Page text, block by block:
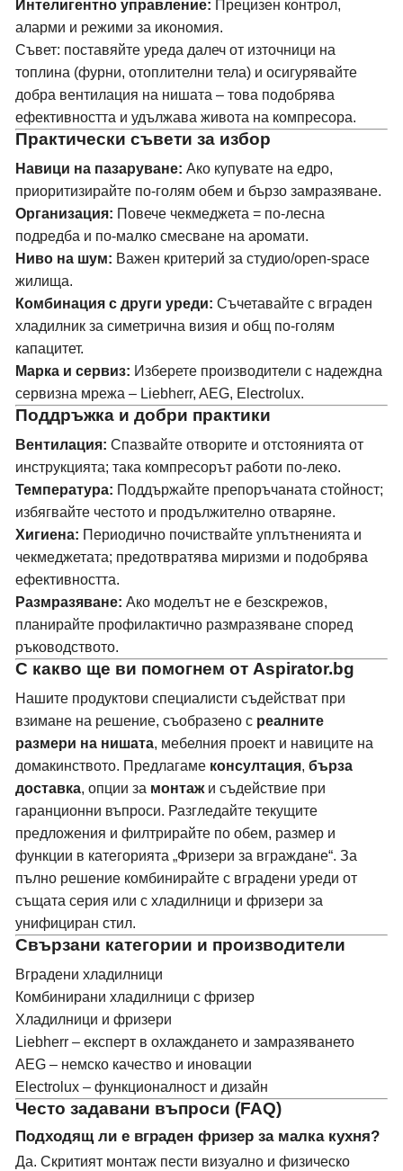
Интелигентно управление: Прецизен контрол,
аларми и режими за икономия.
Съвет: поставяйте уреда далеч от източници на
топлина (фурни, отоплителни тела) и осигурявайте
добра вентилация на нишата – това подобрява
ефективността и удължава живота на компресора.
Практически съвети за избор
Навици на пазаруване: Ако купувате на едро,
приоритизирайте по-голям обем и бързо замразяване.
Организация: Повече чекмеджета = по-лесна
подредба и по-малко смесване на аромати.
Ниво на шум: Важен критерий за студио/open-space
жилища.
Комбинация с други уреди: Съчетавайте с вграден
хладилник за симетрична визия и общ по-голям
капацитет.
Марка и сервиз: Изберете производители с надеждна
сервизна мрежа – Liebherr, AEG, Electrolux.
Поддръжка и добри практики
Вентилация: Спазвайте отворите и отстоянията от
инструкцията; така компресорът работи по-леко.
Температура: Поддържайте препоръчаната стойност;
избягвайте честото и продължително отваряне.
Хигиена: Периодично почиствайте уплътненията и
чекмеджетата; предотвратява миризми и подобрява
ефективността.
Размразяване: Ако моделът не е безскрежов,
планирайте профилактично размразяване според
ръководството.
С какво ще ви помогнем от Aspirator.bg
Нашите продуктови специалисти съдействат при
взимане на решение, съобразено с реалните
размери на нишата, мебелния проект и навиците на
домакинството. Предлагаме консултация, бърза
доставка, опции за монтажи съдействие при
гаранционни въпроси. Разгледайте текущите
предложения и филтрирайте по обем, размер и
функции в категорията „Фризери за вграждане“. За
пълно решение комбинирайте с вградени уреди от
същата серия или с хладилници и фризери за
унифициран стил.
Свързани категории и производители
Вградени хладилници
Комбинирани хладилници с фризер
Хладилници и фризери
Liebherr – експерт в охлаждането и замразяването
AEG – немско качество и иновации
Electrolux – функционалност и дизайн
Често задавани въпроси (FAQ)
Подходящ ли е вграден фризер за малка кухня?
Да. Скритият монтаж пести визуално и физическо